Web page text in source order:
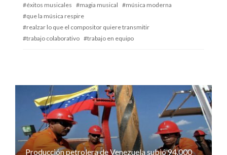
éxitos musicales
magia musical
música moderna
que la música respire
realzar lo que el compositor quiere transmitir
trabajo colaborativo
trabajo en equipo
Producción petrolera de Venezuela subió 94.000